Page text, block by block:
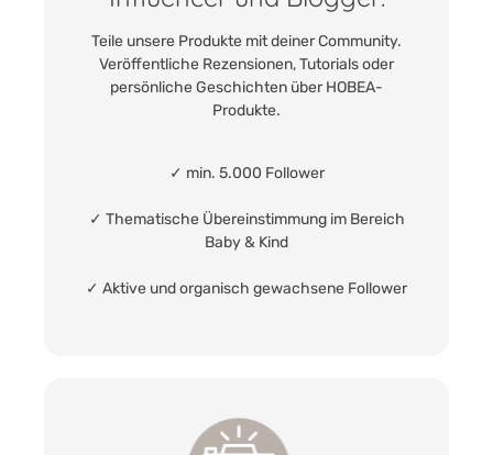
Teile unsere Produkte mit deiner Community.
Veröffentliche Rezensionen, Tutorials oder
persönliche Geschichten über HOBEA-
Produkte.
✓ min. 5.000 Follower
✓ Thematische Übereinstimmung im Bereich
Baby & Kind
✓ Aktive und organisch gewachsene Follower